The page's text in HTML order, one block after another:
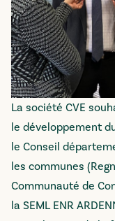
La société CVE
le développement
le Conseil
les communes
Communauté de
la SEML ENR